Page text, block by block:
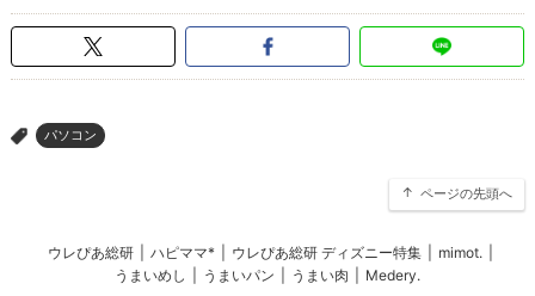
> パソコン
ページの先頭へ
ウレぴあ総研 ハピママ* ウレぴあ総研 ディズニー特集 mimot.
うまいめし
うまいパン うまい肉 Medery.